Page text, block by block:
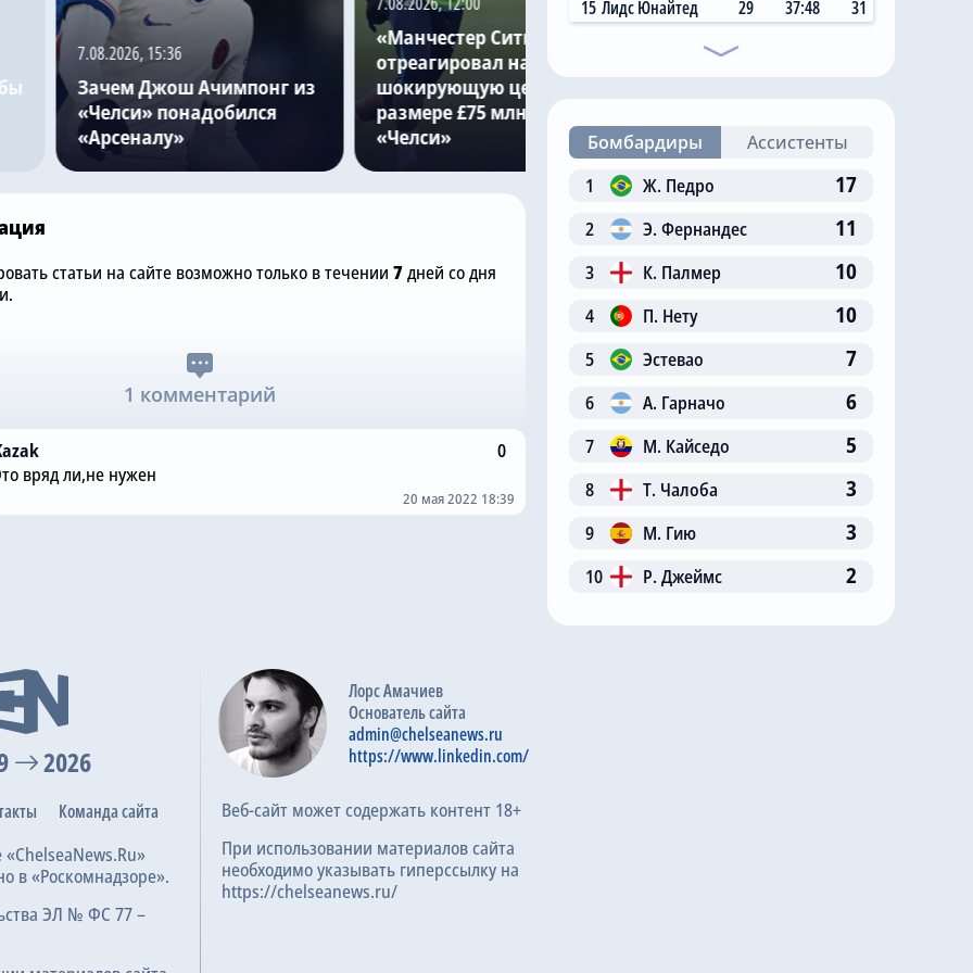
7.08.2026, 15:36
Зачем Джош Ачимпонг из
«Челси» понадобился
«Арсеналу»
«Манчестер Сити»
отреагировал на
шокирующую цену в
размере £75 млн за звезду
«Челси»
«привозов» в «Челси»
самый «старый дядя» в
клубе
статьи на сайте возможно только в течении 7дней со дня
1 комментарий
0
вряд ли,не нужен
20 мая 2022 18:39
15 Лидс Юнайтед 29 37:48 31
Бомбардиры
Ассистенты
1
Ж. Педро 17
2 Э. Фернандес 11
3 К. Палмер 10
4 П. Нету 10
5 Эстевао 7
6 А. Гарначо 6
7 М. Кайседо 5
8 Т. Чалоба 3
9 М. Гию 3
10 Р. Джеймс 2
2026
Команда сайта
в «Роскомнадзоре».
ЭЛ № ФС 77 –
Лорс Амачиев
Основатель сайта
admin@chelseanews.ru
https://www.linkedin.com/
Веб-сайт может содержать контент 18+
При использовании материалов сайта
необходимо указывать гиперссылку на
https://chelseanews.ru/